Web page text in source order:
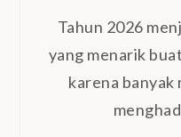
Tahun 2026
yang menarik
karena banyak